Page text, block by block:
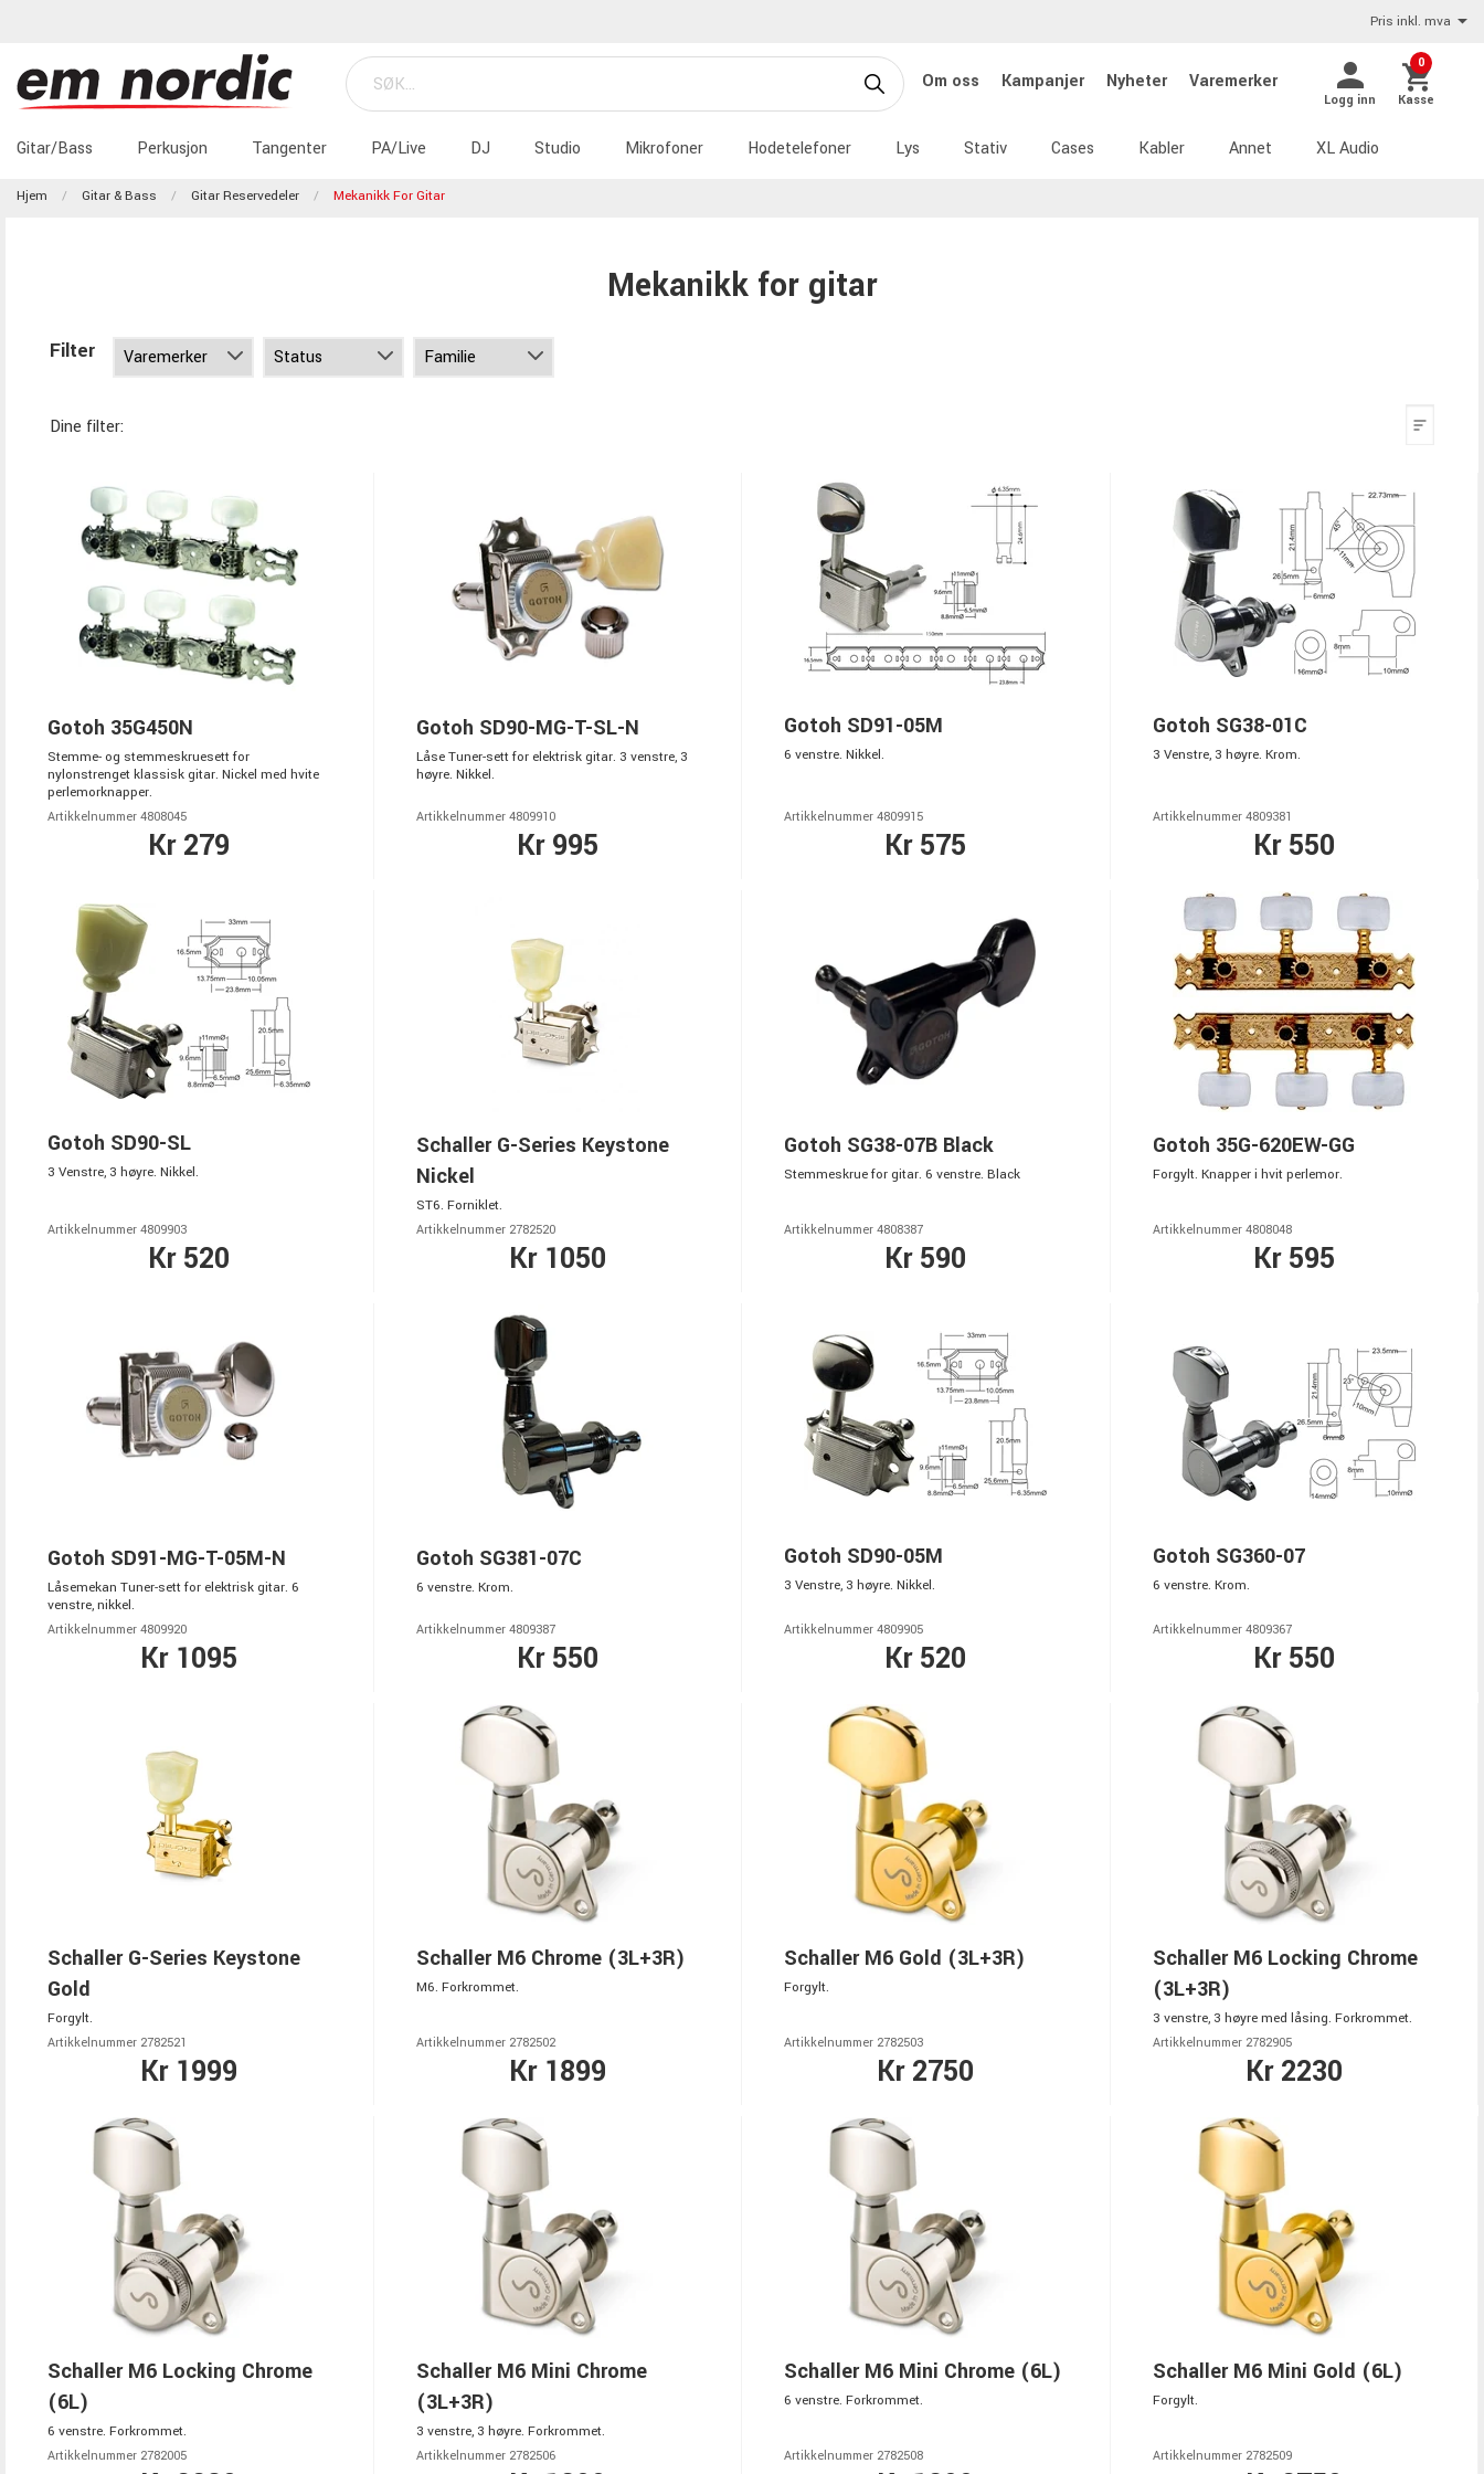
Pris inkl. mva
Om oss Kampanjer Nyheter Varemerker
Logg inn
0
Kasse
Gitar/Bass Perkusjon Tangenter PA/Live DJ Studio Mikrofoner Hodetelefoner Lys Stativ Cases Kabler Annet XL Audio
Hjem Gitar & Bass Gitar Reservedeler Mekanikk For Gitar
Mekanikk for gitar
Filter
Dine filter:
Gotoh 35G450N
Stemme- og stemmeskruesett for
nylonstrenget klassisk gitar. Nickel med hvite
perlemorknapper.
Artikkelnummer 4808045
Kr 279
Gotoh SD90-MG-T-SL-N
Låse Tuner-sett for elektrisk gitar. 3 venstre, 3
høyre. Nikkel.
Artikkelnummer 4809910
Kr 995
Gotoh SD91-05M
6 venstre. Nikkel.
Artikkelnummer 4809915
Kr 575
Gotoh SG38-01C
3 Venstre, 3 høyre. Krom.
Artikkelnummer 4809381
Kr 550
Gotoh SD90-SL
3 Venstre, 3 høyre. Nikkel.
Artikkelnummer 4809903
Kr 520
Schaller G-Series Keystone
Nickel
ST6. Forniklet.
Artikkelnummer 2782520
Kr 1050
Gotoh SG38-07B Black
Stemmeskrue for gitar. 6 venstre. Black
Artikkelnummer 4808387
Kr 590
Gotoh 35G-620EW-GG
Forgylt. Knapper i hvit perlemor.
Artikkelnummer 4808048
Kr 595
Gotoh SD91-MG-T-05M-N
Låsemekan Tuner-sett for elektrisk gitar. 6
venstre, nikkel.
Artikkelnummer 4809920
Kr 1095
Gotoh SG381-07C
6 venstre. Krom.
Artikkelnummer 4809387
Kr 550
Gotoh SD90-05M
3 Venstre, 3 høyre. Nikkel.
Artikkelnummer 4809905
Kr 520
Gotoh SG360-07
6 venstre. Krom.
Artikkelnummer 4809367
Kr 550
Schaller G-Series Keystone
Gold
Forgylt.
Artikkelnummer 2782521
Kr 1999
Schaller M6 Chrome (3L+3R)
M6. Forkrommet.
Artikkelnummer 2782502
Kr 1899
Schaller M6 Gold (3L+3R)
Forgylt.
Artikkelnummer 2782503
Kr 2750
Schaller M6 Locking Chrome
(3L+3R)
3 venstre, 3 høyre med låsing. Forkrommet.
Artikkelnummer 2782905
Kr 2230
Schaller M6 Locking Chrome
(6L)
6 venstre. Forkrommet.
Artikkelnummer 2782005
Schaller M6 Mini Chrome
(3L+3R)
3 venstre, 3 høyre. Forkrommet.
Artikkelnummer 2782506
Schaller M6 Mini Chrome (6L)
6 venstre. Forkrommet.
Artikkelnummer 2782508
Schaller M6 Mini Gold (6L)
Forgylt.
Artikkelnummer 2782509